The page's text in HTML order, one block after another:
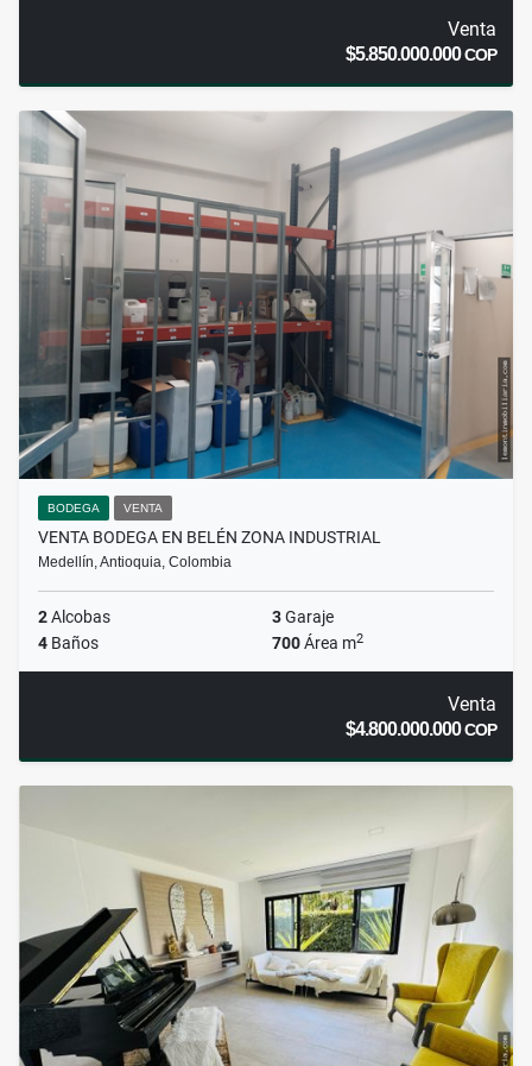
Venta
$5.850.000.000COP
BODEGA VENTA
VENTA BODEGA EN BELÉN ZONA INDUSTRIAL
Medellín, Antioquia, Colombia
2Alcobas 3Garaje
4 Baños 700Área m2
Venta
$4.800.000.000COP